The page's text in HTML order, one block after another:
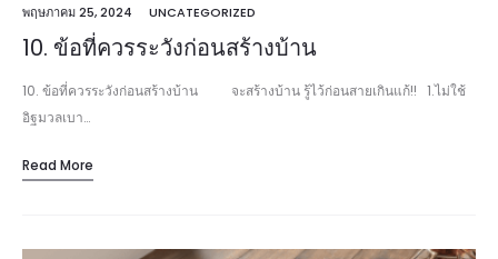
พฤษภาคม 25, 2024 UNCATEGORIZED
10. ข้อที่ควรระวังก่อนสร้างบ้าน
10. ข้อที่ควรระวังก่อนสร้างบ้าน จะสร้างบ้าน รู้ไว้ก่อนสายเกินแก้!! 1.ไม่ใช้
อิฐมวลเบา…
Read More